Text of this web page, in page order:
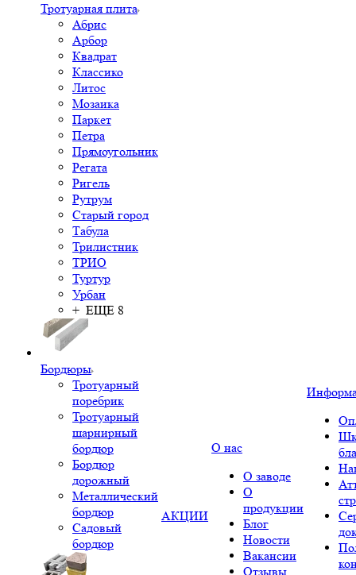
Тротуарная плита
Абрис
Арбор
Квадрат
Классико
Литос
Мозаика
Паркет
Петра
Прямоугольник
Регата
Ригель
Рутрум
Старый город
Табула
Трилистник
ТРИО
Туртур
Урбан
+ ЕЩЕ 8
Бордюры
Тротуарный
поребрик
Тротуарный
шарнирный
бордюр
Бордюр
дорожный
Металлический
бордюр
Садовый
бордюр
АКЦИИ
О нас
О заводе
О
продукции
Блог
Новости
Вакансии
Отзывы